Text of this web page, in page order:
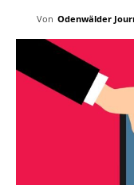
Von Odenwälder